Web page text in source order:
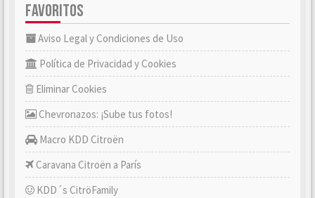
FAVORITOS
Aviso Legal y Condiciones de Uso
Política de Privacidad y Cookies
Eliminar Cookies
Chevronazos: ¡Sube tus fotos!
Macro KDD Citroën
Caravana Citroën a París
KDD´s CitröFamily